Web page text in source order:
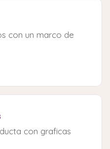
con un marco de
con graficas